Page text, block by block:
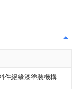
件絕緣漆塗裝機構